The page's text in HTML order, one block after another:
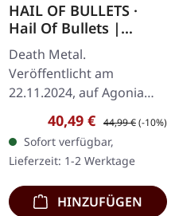
HAIL OF BULLETS ·
Hail Of Bullets |
GREEN SUPER
MARBLED LP
Death Metal.
Veröffentlicht am
22.11.2024, auf Agonia
Records. Grün/schwarz
Splatter/Marbled Vinyl mit
Etching auf der B-Seite.
Limitiert auf 200…
Verkaufspreis:
40,49 € Regulärer Preis:
44,99 €(-10%)
Sofort verfügbar,
Lieferzeit: 1-2 Werktage
HINZUFÜGEN